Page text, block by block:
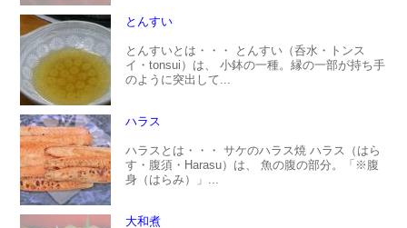
とんすい
とんすいとは・・・ とんすい（呑水・トンス
イ・tonsui）は、 小鉢の一種。縁の一部が持ち手
のように突出して...
ハラス
ハラスとは・・・ サケのハラス焼 ハラス（はら
す・腹須・Harasu）は、 魚の腹の部分。「※腹
身（はらみ）」...
大和煮